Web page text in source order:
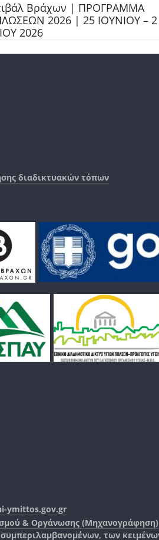
Βράχων | ΠΡΟΓΡΑΜΜΑ
2026 | 25 ΙΟΥΝΙΟΥ – 2
2026
διαδικτυακών τόπων
ymittos.gov.gr
& Οργάνωσης (Μηχανογράφηση)
των